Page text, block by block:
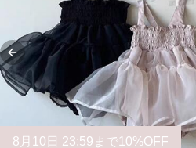
Previous slide
8 月 10 日 23:59まで10%OFF